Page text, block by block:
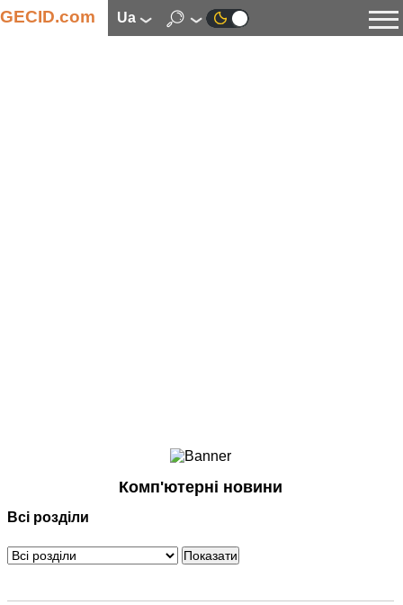
GECID.com ua
Смартфони
Периферія
Програмне забезпечення
Комп'ютерні новини
Всі розділи